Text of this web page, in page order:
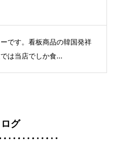
です。看板商品の韓国発祥
は当店でしか食...
グ